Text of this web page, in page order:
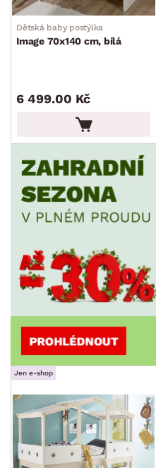
FUNKCE
POVRCHOVÁ ÚPRAVA
ZNAČKA
PET FRIENDLY
Dětská baby postýlka
Image 70x140 cm, bílá
6 499.00 Kč
Jen e-shop